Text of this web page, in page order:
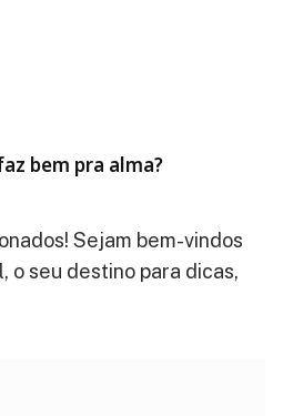
bem pra alma?
Sejam bem-vindos
o seu destino para dicas,